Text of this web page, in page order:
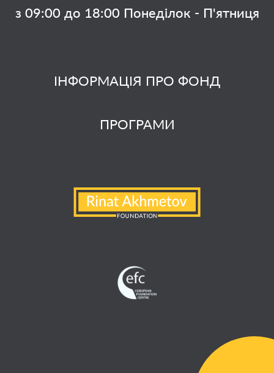
ІНФОРМАЦІЯ ПРО ФОНД
ПРОГРАМИ
з 09:00 до 18:00 Понеділок - П'ятниця